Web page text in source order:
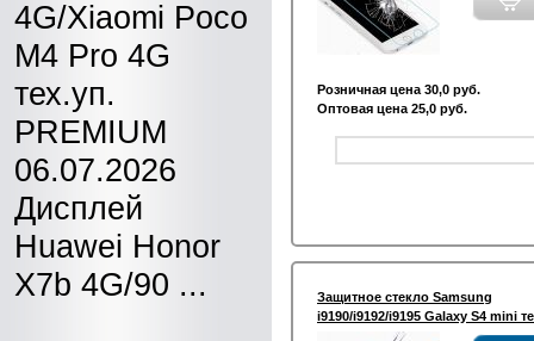
4G/Xiaomi Poco
M4 Pro 4G
тех.уп.
PREMIUM
06.07.2026
Дисплей
Huawei Honor
X7b 4G/90 ...
Розничная цена 30,0 руб.
Оптовая цена 25,0 руб.
Защитное стекло Samsung
i9190/i9192/i9195 Galaxy S4 mini